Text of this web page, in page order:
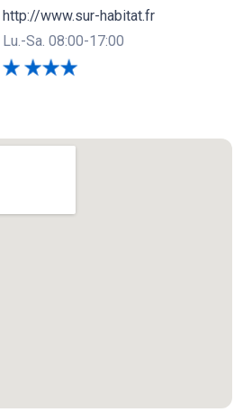
http://www.sur-habitat.fr
Lu.-Sa. 08:00-17:00